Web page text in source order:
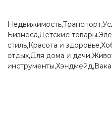
Бизнеса,Детские
стиль,Красота и
отдых,Для дома и